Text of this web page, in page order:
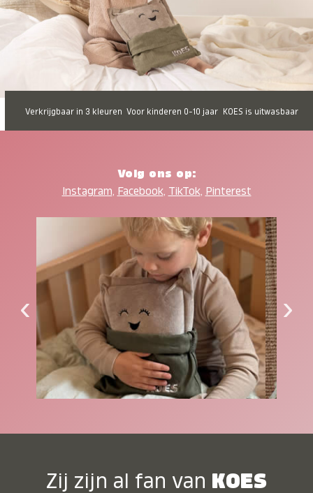
Verkrijgbaar in 3 kleuren Voor kinderen 0-10 jaar KOES is uitwasbaar
Volg ons op:
Instagram, Facebook, TikTok, Pinterest
‹ ›
Zij zijn al fan van KOES